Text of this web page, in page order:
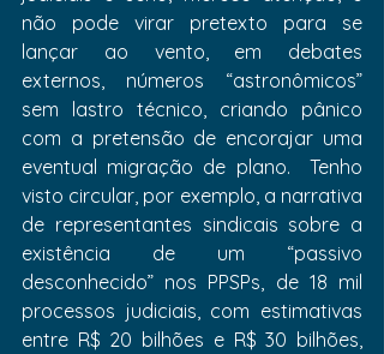
não pode virar pretexto para se
lançar ao vento, em debates
externos, números “astronômicos”
sem lastro técnico, criando pânico
com a pretensão de encorajar uma
eventual migração de plano.  Tenho
visto circular, por exemplo, a narrativa
de representantes sindicais sobre a
existência de um “passivo
desconhecido” nos PPSPs, de 18 mil
processos judiciais, com estimativas
entre R$ 20 bilhões e R$ 30 bilhões,